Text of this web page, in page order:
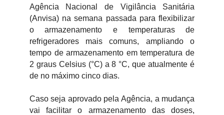
Agência Nacional de Vigilância Sanitária
(Anvisa) na semana passada para flexibilizar
o armazenamento e temperaturas de
refrigeradores mais comuns, ampliando o
tempo de armazenamento em temperatura de
2 graus Celsius (°C) a 8 °C, que atualmente é
de no máximo cinco dias.
Caso seja aprovado pela Agência, a mudança
vai facilitar o armazenamento das doses,